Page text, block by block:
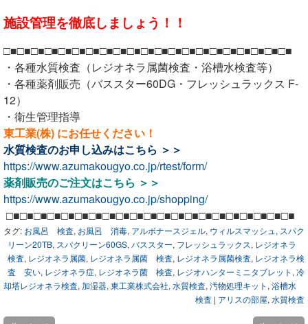
施設管理を徹底しましょう！！
□■□■□■□■□■□■□■□■□■□■□■□■□■□■□■□■□■□■□■□■□■
・各種水質検査（レジオネラ属菌検査・浴槽水検査等）
・各種薬剤販売（バススター60DG・フレッシュラックス F-
12）
・衛生管理指導
東工業(株) にお任せください！
水質検査のお申し込みはこちら ＞＞
https://www.azumakougyo.co.jp/rtest/form/
薬剤販売のご注文はこちら ＞＞
https://www.azumakougyo.co.jp/shopping/
□■□■□■□■□■□■□■□■□■□■□■□■□■□■□■□■□■□■□■□■□■
タグ: お風呂 検査, お風呂 消毒, アルボナースジェル, ウィルスマッシュ , スパク
リーン20TB, スパクリーン60GS, バススター, フレッシュラックス, レジオネラ
検査, レジオネラ属菌, レジオネラ属菌 検査, レジオネラ属菌検査, レジオネラ検
査 安い, レジオネラ症, レジオネラ菌 検査, レジオハンターミニタブレット , 冷
却塔レジオネラ検査, 加湿器, 東工業株式会社, 水質検査, 汚物処理キット , 浴槽水
検査 | アリスの部屋, 水質検査